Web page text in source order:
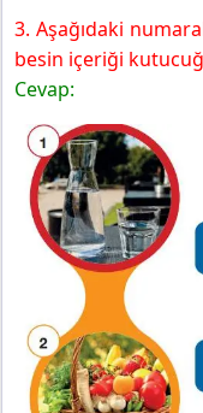
3. Aşağıdaki
besin içeriği
Cevap: